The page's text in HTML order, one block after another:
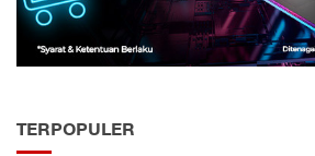
TERPOPULER